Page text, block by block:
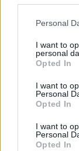
Personal
I want to
personal
Opted In
I want to
Personal
Opted In
I want to
Personal
Opted In
създаде
07.08.2026 / 15:30